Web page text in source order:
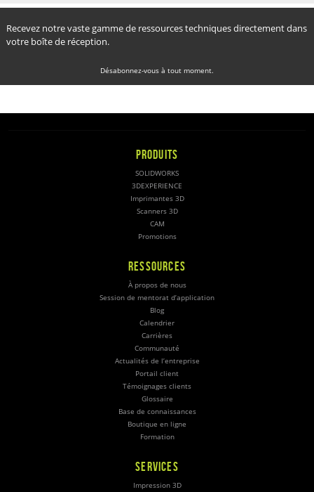
Recevez notre vaste gamme de ressources techniques directement dans
votre boîte de réception.
Désabonnez-vous à tout moment.
PRODUITS
SOLIDWORKS
3DEXPERIENCE
Imprimantes 3D
Scanners 3D
CAM
Promotions
RESSOURCES
À propos de nous
Session de mentorat d’application
Blog
Calendrier
Carrières
Communauté
Actualités de l’entreprise
Portail client
Témoignages clients
Glossaire
Base de connaissances
Boutique en ligne
Formation
SERVICES
Impression 3D